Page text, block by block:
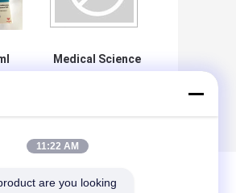
Medical Science
11:22 AM
are you looking